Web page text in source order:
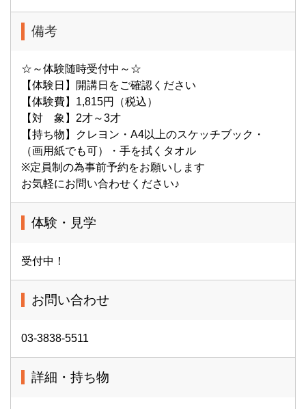
備考
☆～体験随時受付中～☆
【体験日】開講日をご確認ください
【体験費】1,815円（税込）
【対 象】2才～3才
【持ち物】クレヨン・A4以上のスケッチブック・
（画用紙でも可）・手を拭くタオル
※定員制の為事前予約をお願いします
お気軽にお問い合わせください♪
体験・見学
受付中！
お問い合わせ
03-3838-5511
詳細・持ち物